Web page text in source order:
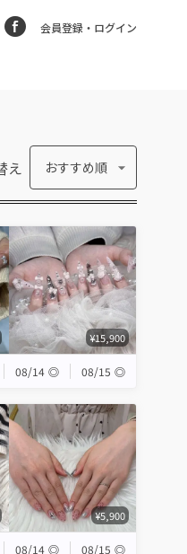
会員登録・ログイン
え おすすめ順
¥15,900
08/14 ◎ 08/15 ◎
¥5,900
08/14 ◎ 08/15 ◎